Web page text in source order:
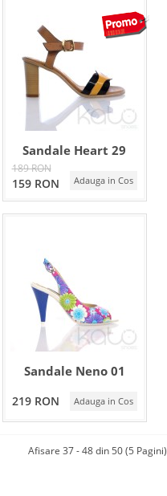
Sandale Heart 29
189 RON
159 RON Adauga in Cos
Sandale Neno 01
219 RON Adauga in Cos
Afisare 37 - 48 din 50 (5 Pagini)